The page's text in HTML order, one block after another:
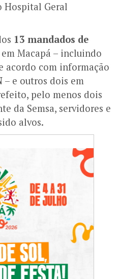
Hospital Geral
13 mandados de
em Macapá – incluindo
acordo com informação
– e outros dois em
pelo menos dois
da Semsa, servidores e
alvos.